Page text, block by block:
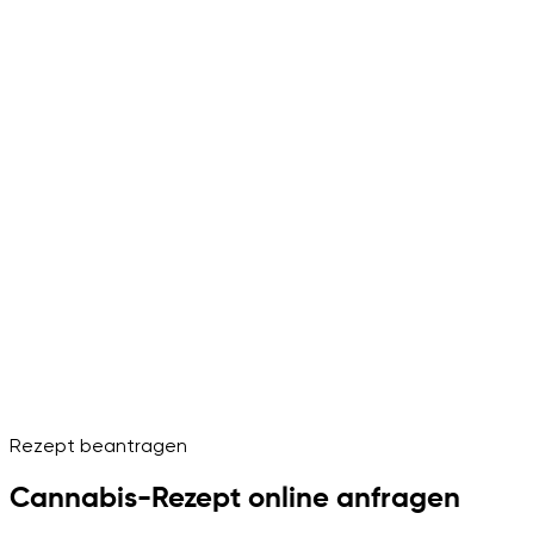
Rezept beantragen
Cannabis-Rezept online anfragen